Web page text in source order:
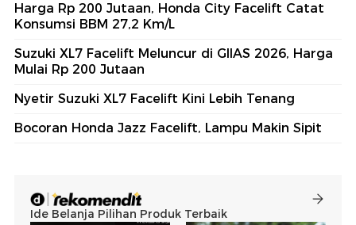
Harga Rp 200 Jutaan, Honda City Facelift Catat
Konsumsi BBM 27,2 Km/L
Suzuki XL7 Facelift Meluncur di GIIAS 2026, Harga
Mulai Rp 200 Jutaan
Nyetir Suzuki XL7 Facelift Kini Lebih Tenang
Bocoran Honda Jazz Facelift, Lampu Makin Sipit